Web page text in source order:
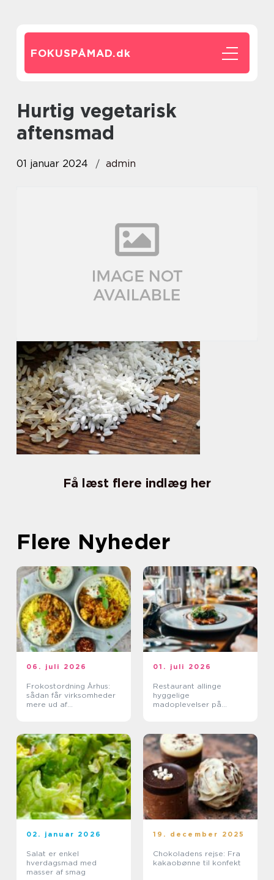
FOKUSPÅMAD.dk
hurtig vegetarisk
aftensmad
01 januar 2024 admin
Få læst flere indlæg her
Flere Nyheder
06. juli 2026
Frokostordning Århus:
sådan får virksomheder
mere ud af
01. juli 2026
Restaurant allinge
hyggelige
madoplevelser på
02. januar 2026
Salat er enkel
hverdagsmad med
masser af smag
19. december 2025
Chokoladens rejse: Fra
kakaobønne til konfekt